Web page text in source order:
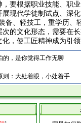
，要根据职业技能、职
现代学徒制试点、深化
备、轻技工，重学历
的文化形态，需要在
，使工匠精神成为引
的，是你觉得工作无聊
则：大处着眼，小处着手